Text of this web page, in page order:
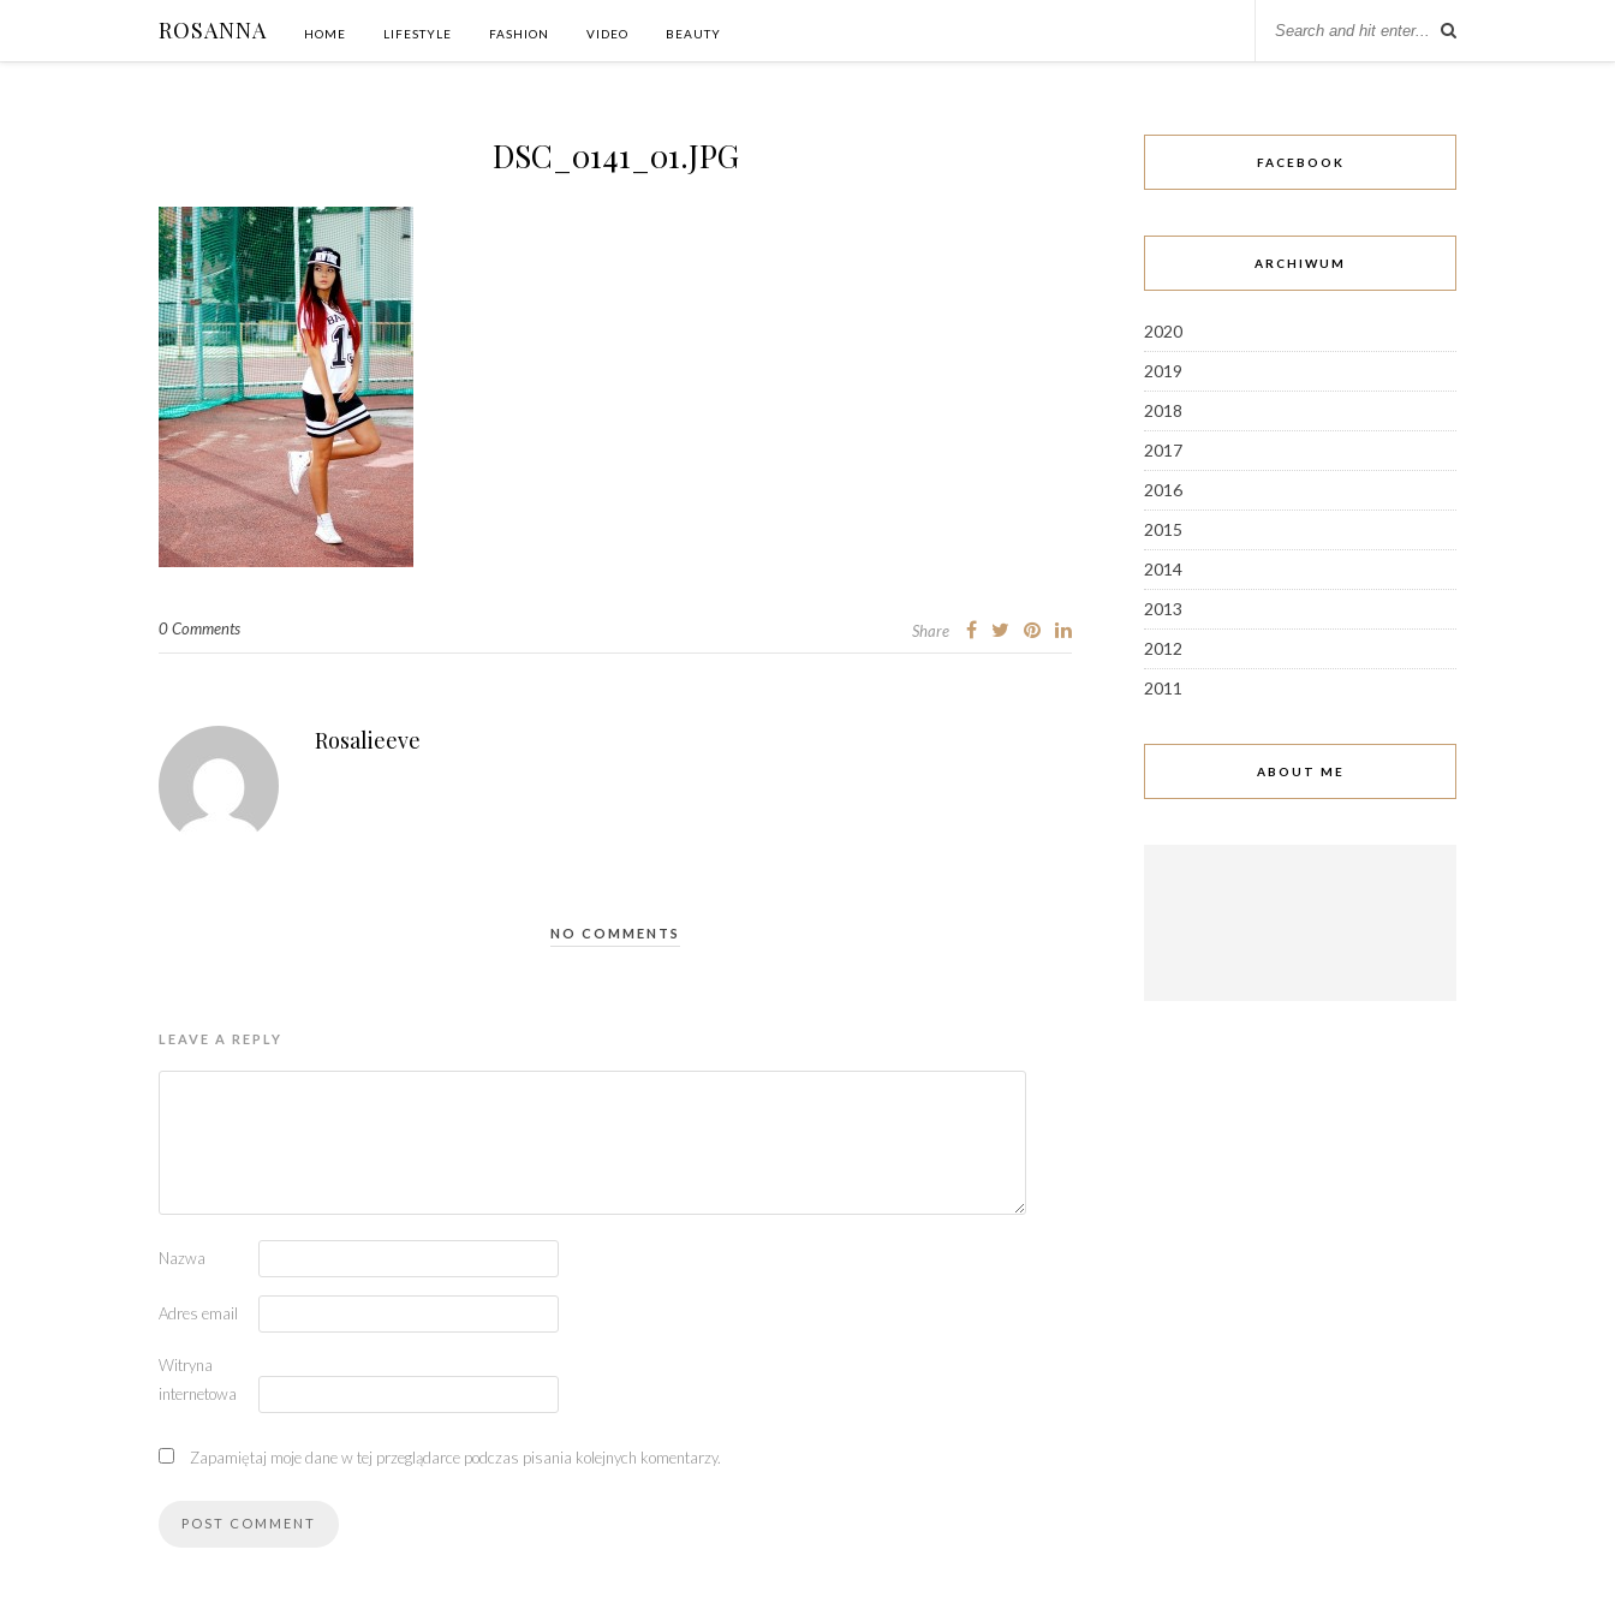
ROSANNA HOME LIFESTYLE FASHION VIDEO BEAUTY
DSC_0141_01.JPG
0 Comments Share
Rosalieeve
NO COMMENTS
LEAVE A REPLY
Nazwa
Adres email
Witryna
internetowa
Zapamiętaj moje dane w tej przeglądarce podczas pisania kolejnych komentarzy.
FACEBOOK
ARCHIWUM
2020
2019
2018
2017
2016
2015
2014
2013
2012
2011
ABOUT ME